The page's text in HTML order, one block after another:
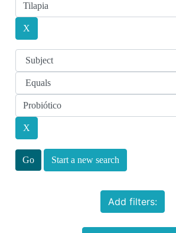
Start a new search
Add filters: